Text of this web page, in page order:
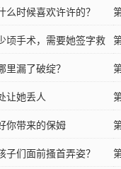
时候喜欢许许的？
顷手术，需要她签字救
漏了破绽？
让她丢人
你带来的保姆
们面前搔首弄姿？